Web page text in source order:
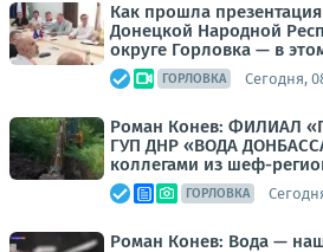
Как прошла
Донецкой Народной
округе Горловка — в
ГОРЛОВКА Сегодня,
Роман Конев: ФИЛИАЛ
ГУП ДНР «ВОДА
коллегами из шеф-
ГОРЛОВКА
Роман Конев: Вода —